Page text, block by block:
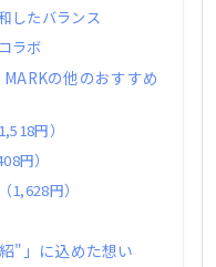
したバランス
ラボ
の他のおすすめ
円）
円）
1,628円）
"」に込めた想い